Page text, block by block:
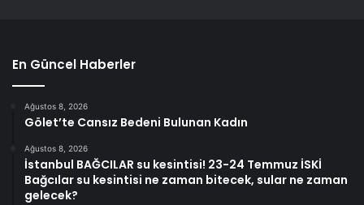
En Güncel Haberler
Ağustos 8, 2026
Gölet’te Cansız Bedeni Bulunan Kadın
Ağustos 8, 2026
İstanbul BAĞCILAR su kesintisi! 23-24 Temmuz İSKİ
Bağcılar su kesintisi ne zaman bitecek, sular ne zaman
gelecek?